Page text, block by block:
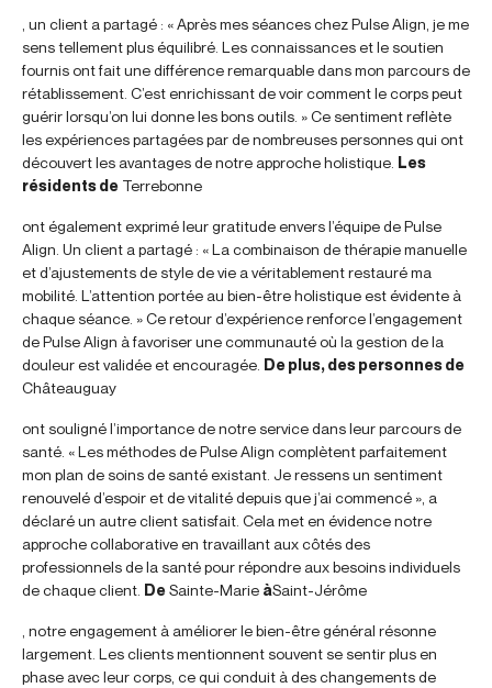
, un client a partagé : « Après mes séances chez Pulse Align, je me
sens tellement plus équilibré. Les connaissances et le soutien
fournis ont fait une différence remarquable dans mon parcours de
rétablissement. C’est enrichissant de voir comment le corps peut
guérir lorsqu’on lui donne les bons outils. » Ce sentiment reflète
les expériences partagées par de nombreuses personnes qui ont
découvert les avantages de notre approche holistique. Les
résidents de Terrebonne
ont également exprimé leur gratitude envers l’équipe de Pulse
Align. Un client a partagé : « La combinaison de thérapie manuelle
et d’ajustements de style de vie a véritablement restauré ma
mobilité. L’attention portée au bien-être holistique est évidente à
chaque séance. » Ce retour d’expérience renforce l’engagement
de Pulse Align à favoriser une communauté où la gestion de la
douleur est validée et encouragée. De plus, des personnes de
Châteauguay
ont souligné l’importance de notre service dans leur parcours de
santé. « Les méthodes de Pulse Align complètent parfaitement
mon plan de soins de santé existant. Je ressens un sentiment
renouvelé d’espoir et de vitalité depuis que j’ai commencé », a
déclaré un autre client satisfait. Cela met en évidence notre
approche collaborative en travaillant aux côtés des
professionnels de la santé pour répondre aux besoins individuels
de chaque client. DeSainte-Marie àSaint-Jérôme
, notre engagement à améliorer le bien-être général résonne
largement. Les clients mentionnent souvent se sentir plus en
phase avec leur corps, ce qui conduit à des changements de